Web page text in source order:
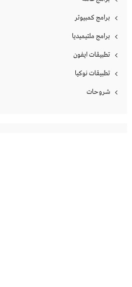
برامج كمبيوتر
برامج ملتيميديا
تطبيقات ايفون
تطبيقات نوكيا
شروحات